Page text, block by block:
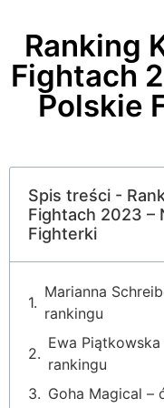
Ranking
Fightach
Polskie
Spis treści -
Fightach 2023 –
Fighterki
Marianna
rankingu
Ewa
rankingu
Goha Magical –